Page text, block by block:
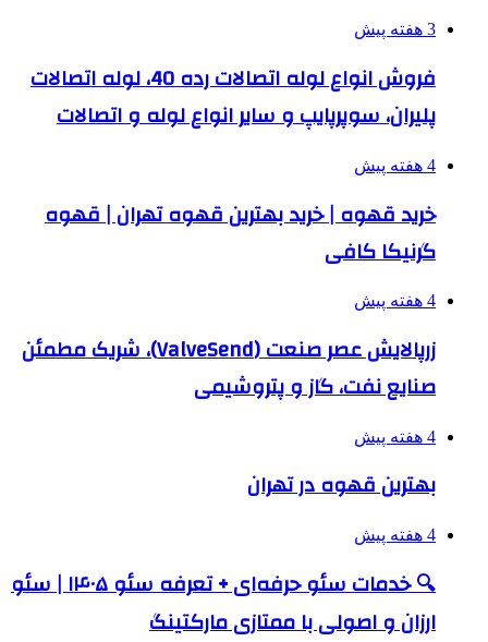
3 هفته پیش
فروش انواع لوله اتصالات رده 40، لوله اتصالات
پلیران، سوپرپایپ و سایر انواع لوله و اتصالات
4 هفته پیش
خرید قهوه | خرید بهترین قهوه تهران | قهوه
گرنیکا کافی
4 هفته پیش
زرپالایش عصر صنعت (ValveSend)، شریک مطمئن
صنایع نفت، گاز و پتروشیمی
4 هفته پیش
بهترین قهوه در تهران
4 هفته پیش
🔍 خدمات سئو حرفه‌ای + تعرفه سئو ۱۴۰۵ | سئو
ارزان و اصولی با ممتازی مارکتینگ